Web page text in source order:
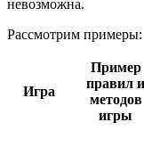
невозможна.
Рассмотрим примеры:
Игра
Пример
правил и
методов
игры